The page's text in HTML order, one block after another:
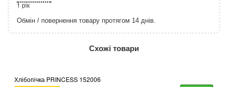
1 рік
Обмін / повернення товару протягом 14 днів.
Схожі товари
Хлібопічка PRINCESS 152006